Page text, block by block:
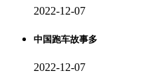
2022-12-07
中国跑车故事多
2022-12-07